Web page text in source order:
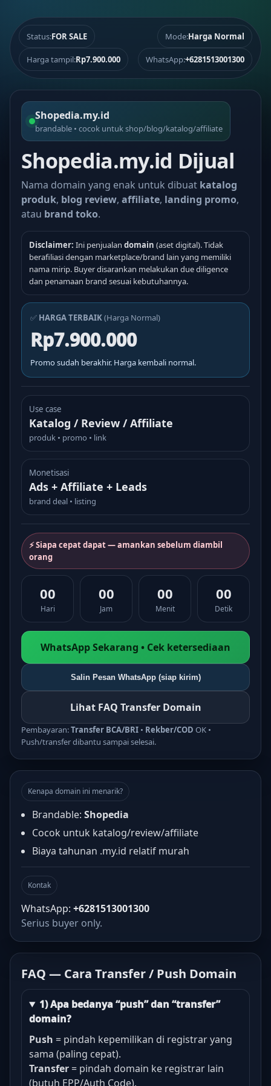
Status:FOR SALE Mode:Harga Normal
Harga tampil:Rp7.900.000 WhatsApp:+6281513001300
Shopedia.my.id
brandable • cocok untuk shop/blog/katalog/affiliate
Shopedia.my.id Dijual
Nama domain yang enak untuk dibuat katalog
produk, blog review, affiliate, landing promo,
atau brand toko.
Disclaimer: Ini penjualan domain (aset digital). Tidak
berafiliasi dengan marketplace/brand lain yang memiliki
nama mirip. Buyer disarankan melakukan due diligence
dan penamaan brand sesuai kebutuhannya.
✅ HARGA TERBAIK(Harga Normal)
Rp7.900.000
Promo sudah berakhir. Harga kembali normal.
Use case
Katalog / Review / Affiliate
produk • promo • link
Monetisasi
Ads + Affiliate + Leads
brand deal • listing
⚡ Siapa cepat dapat — amankan sebelum diambil
orang
00
Hari
00
Jam
00
Menit
00
Detik
WhatsApp Sekarang • Cek ketersediaan
Salin Pesan WhatsApp (siap kirim)
Lihat FAQ Transfer Domain
Pembayaran:Transfer BCA/BRI • Rekber/COD OK •
Push/transfer dibantu sampai selesai.
Kenapa domain ini menarik?
Brandable: Shopedia
Cocok untuk katalog/review/affiliate
Biaya tahunan .my.id relatif murah
Kontak
WhatsApp: +6281513001300
Serius buyer only.
FAQ — Cara Transfer / Push Domain
1) Apa bedanya “push” dan “transfer”
domain?
Push = pindah kepemilikan di registrar yang
sama (paling cepat).
Transfer = pindah domain ke registrar lain
(butuh EPP/Auth Code).